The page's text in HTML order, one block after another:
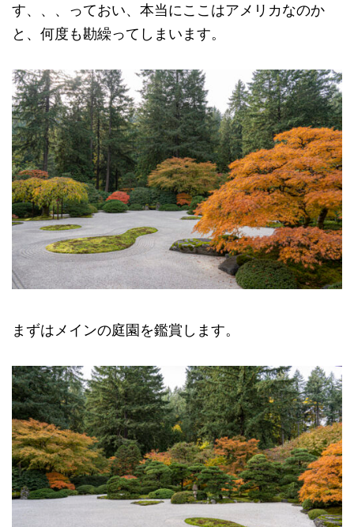
す、、、っておい、本当にここはアメリカなのか
と、何度も勘繰ってしまいます。
まずはメインの庭園を鑑賞します。